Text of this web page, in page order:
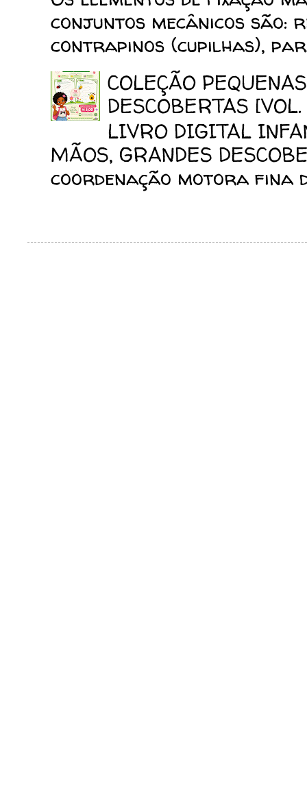
conjuntos mecânicos são:
contrapinos (cupilhas),
COLEÇÃO
DESCOBERTAS [VOL.
LIVRO DIGITAL
MÃOS, GRANDES
coordenação motora fina